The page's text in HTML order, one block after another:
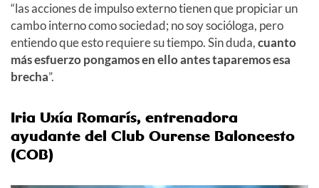
“las acciones de impulso externo tienen que propiciar un
cambo interno como sociedad; no soy socióloga, pero
entiendo que esto requiere su tiempo. Sin duda,cuanto
más esfuerzo pongamos en ello antes taparemos esa
brecha”.
Iria Uxía Romarís, entrenadora
ayudante del Club Ourense Baloncesto
(COB)